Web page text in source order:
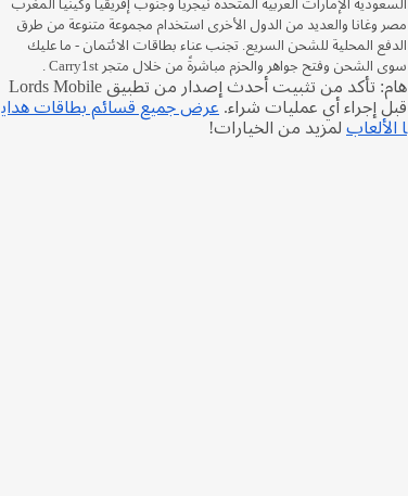
السعودية الإمارات العربية المتحدة نيجريا وجنوب إفريقيا وكينيا المغرب
مصر وغانا والعديد من الدول الأخرى استخدام مجموعة متنوعة من طرق
الدفع المحلية للشحن السريع. تجنب عناء بطاقات الائتمان - ما عليك
سوى الشحن وفتح جواهر والحزم مباشرةً من خلال متجر Carry1st .
هام: تأكد من تثبيت أحدث إصدار من تطبيق Lords Mobile
قبل إجراء أي عمليات شراء. عرض جميع قسائم بطاقات هداي
ا الألعاب لمزيد من الخيارات!